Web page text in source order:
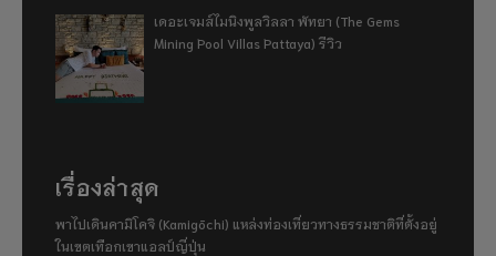
เดอะเจมส์ไมนิงพูลวิลลา พัทยา (The Gems
Mining Pool Villas Pattaya) รีวิว
เรื่องล่าสุด
พาไปเดินคามิโคจิ (Kamigōchi) แหล่งท่องเที่ยวทางธรรมชาติที่ตั้งอยู่
ในเขตเทือกเขาแอลป์ญี่ปุ่น